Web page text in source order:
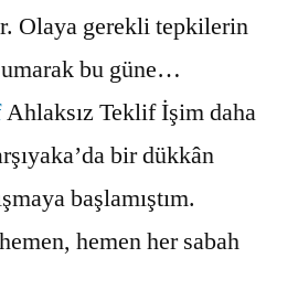
Olaya gerekli tepkilerin
bu güne…
Ahlaksız Teklif İşim daha
bir dükkân
başlamıştım.
hemen her sabah